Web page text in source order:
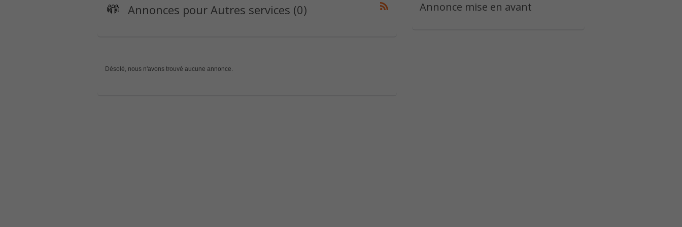
Annonces pour Autres services (0)
Désolé, nous n'avons trouvé aucune annonce.
Annonce mise en avant